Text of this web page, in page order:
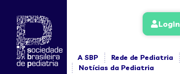
Login
A SBP Rede de Pediatria
Notícias da Pediatria